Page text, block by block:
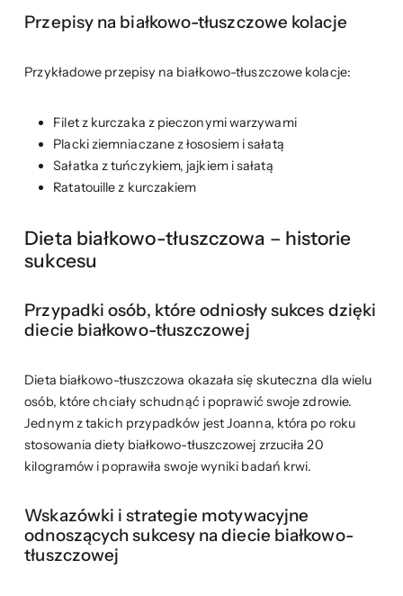
Przepisy na białkowo-tłuszczowe kolacje
Przykładowe przepisy na białkowo-tłuszczowe kolacje:
Filet z kurczaka z pieczonymi warzywami
Placki ziemniaczane z łososiem i sałatą
Sałatka z tuńczykiem, jajkiem i sałatą
Ratatouille z kurczakiem
Dieta białkowo-tłuszczowa – historie
sukcesu
Przypadki osób, które odniosły sukces dzięki
diecie białkowo-tłuszczowej
Dieta białkowo-tłuszczowa okazała się skuteczna dla wielu
osób, które chciały schudnąć i poprawić swoje zdrowie.
Jednym z takich przypadków jest Joanna, która po roku
stosowania diety białkowo-tłuszczowej zrzuciła 20
kilogramów i poprawiła swoje wyniki badań krwi.
Wskazówki i strategie motywacyjne
odnoszących sukcesy na diecie białkowo-
tłuszczowej